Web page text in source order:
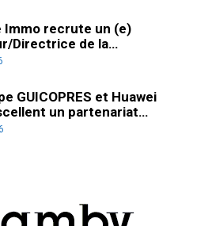
Immo recrute un (e)
Directrice de la…
GUICOPRES et Huawei
un partenariat…